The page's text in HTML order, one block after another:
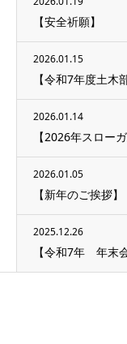
【安全祈願】
2026.01.15
【令和7年度土
2026.01.14
【2026年スローガ
2026.01.05
【新年のご挨拶】
2025.12.26
【令和7年 年末